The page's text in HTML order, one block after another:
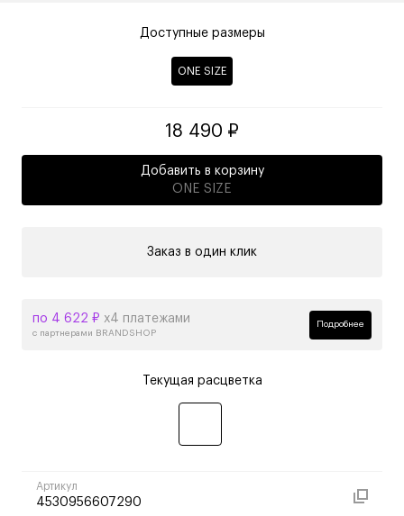
Доступные размеры
ONE SIZE
18 490 ₽
Добавить в корзину
ONE SIZE
Заказ в один клик
по 4 622 ₽ х4 платежами
с партнерами BRANDSHOP
Подробнее
Текущая расцветка
Артикул
4530956607290